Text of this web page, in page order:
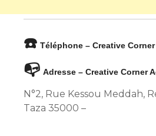
☎️ Téléphone – Creative
📭 Adresse – Creative Corner
N°2, Rue Kessou Meddah,
Taza 35000 –